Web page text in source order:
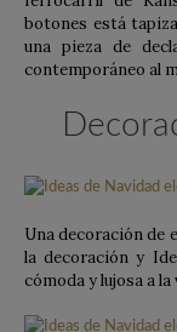
botones está
una pieza de
contemporáneo al
Una decoración de
la decoración y
cómoda y lujosa a la